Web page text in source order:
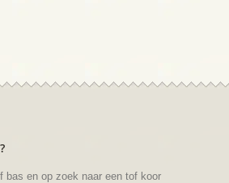
bas en op zoek naar een tof koor